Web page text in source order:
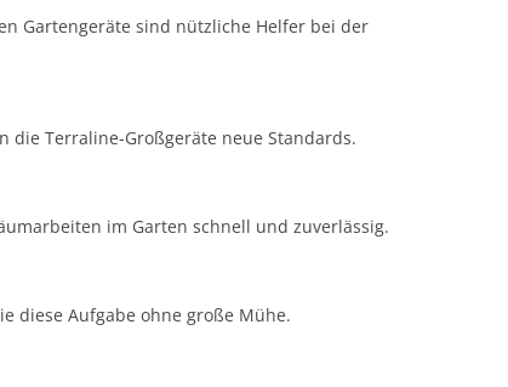
Gartengeräte sind nützliche Helfer bei der
die Terraline-Großgeräte neue Standards.
im Garten schnell und zuverlässig.
diese Aufgabe ohne große Mühe.